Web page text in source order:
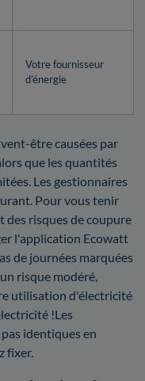
Votre fournisseur
d’énergie
être causées par
que les quantités
Les gestionnaires
Pour vous tenir
des risques de coupure
l'application Ecowatt
de journées marquées
risque modéré,
utilisation d'électricité
!Les
identiques en
fixer.